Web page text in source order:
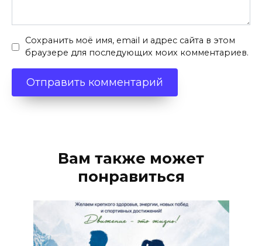
Сохранить моё имя, email и адрес сайта в этом
браузере для последующих моих комментариев.
Вам также может
понравиться